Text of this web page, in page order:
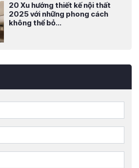
20 Xu hướng thiết kế nội thất
2025 với những phong cách
không thể bỏ...